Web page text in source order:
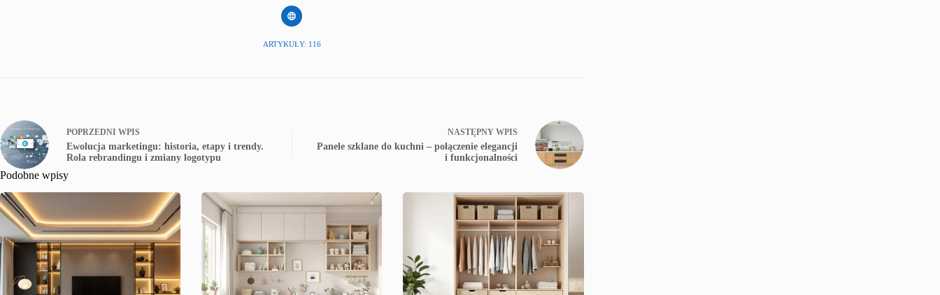
ARTYKUŁY: 116
POPRZEDNI WPIS
Ewolucja marketingu: historia, etapy i trendy.
Rola rebrandingu i zmiany logotypu
NASTĘPNY WPIS
Panele szklane do kuchni – połączenie elegancji
i funkcjonalności
Podobne wpisy